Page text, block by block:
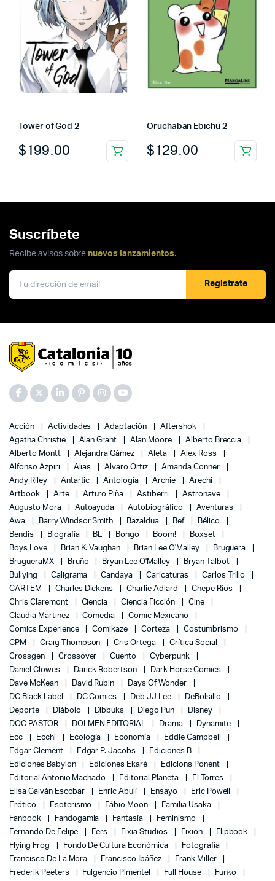
Tower of God 2
$199.00
Oruchaban Ebichu 2
$129.00
Suscríbete
Recibe avisos sobre nuevos lanzamientos.
Registrate
Acción Actividades Adaptación
Aftershok
Agatha Christie
Alan Grant Alan Moore
Alberto Breccia
Alberto Montt
Alejandra Gámez Aleta
Alex Ross
Alfonso Azpiri
Alias Alvaro Ortiz
Amanda Conner
Andy Riley
Antartic Antología Archie
Arechi
Artbook
Arte Arturo Piña Astiberri
Astronave
Augusto Mora
Autoayuda Autobiográfico
Aventuras
Awa
Barry Windsor Smith Bazaldua Bef
Bélico
Bendis
Biografía BL Bongo Boom!
Boxset
Boys Love
Brian K. Vaughan Brian Lee O'Malley
Bruguera
BrugueraMX
Bruño Bryan Lee O'Malley
Bryan Talbot
Bullying
Caligrama Candaya Caricaturas
Carlos Trillo
CARTEM
Charles Dickens Charlie Adlard
Chepe Ríos
Chris Claremont
Ciencia Ciencia Ficción
Cine
Claudia Martinez
Comedia
Comic Mexicano
Comics Experience
Comikaze Corteza
Costumbrismo
CPM
Craig Thompson Cris Ortega
Crítica Social
Crossgen
Crossover Cuento
Cyberpunk
Daniel Clowes
Darick Robertson
Dark Horse Comics
Dave McKean
David Rubin
Days Of Wonder
DC Black Label
DC Comics Deb JJ Lee
DeBolsillo
Deporte
Diábolo Dibbuks Diego Pun
Disney
DOC PASTOR
DOLMEN EDITORIAL Drama
Dynamite
Ecc
Ecchi Ecología Economía
Eddie Campbell
Edgar Clement
Edgar P. Jacobs
Ediciones B
Ediciones Babylon
Ediciones Ekaré
Edicions Ponent
Editorial Antonio Machado
Editorial Planeta
El Torres
Elisa Galván Escobar
Enric Abulí Ensayo
Eric Powell
Erótico
Esoterismo Fábio Moon
Familia Usaka
Fanbook
Fandogamia Fantasía
Feminismo
Fernando De Felipe
Fers Fixia Studios Fixion
Flipbook
Flying Frog
Fondo De Cultura Económica
Fotografía
Francisco De La Mora
Francisco Ibáñez
Frank Miller
Frederik Peeters
Fulgencio Pimentel Full House
Funko